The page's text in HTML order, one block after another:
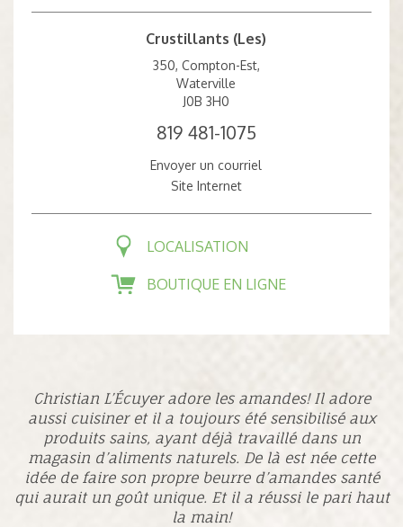
Crustillants (Les)
350, Compton-Est,
Waterville
J0B 3H0
819 481-1075
Envoyer un courriel
Site Internet
LOCALISATION
BOUTIQUE EN LIGNE
Christian L’Écuyer adore les amandes! Il adore
aussi cuisiner et il a toujours été sensibilisé aux
produits sains, ayant déjà travaillé dans un
magasin d’aliments naturels. De là est née cette
idée de faire son propre beurre d’amandes santé
qui aurait un goût unique. Et il a réussi le pari haut
la main!